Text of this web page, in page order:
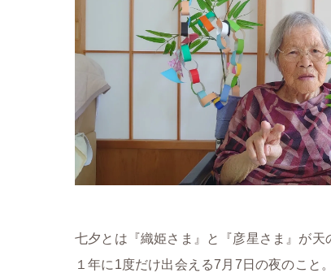
七夕とは『織姫さま』と『彦星さま』が天
１年に1度だけ出会える7月7日の夜のこと。